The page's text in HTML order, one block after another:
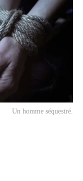
Un homme séquestré.